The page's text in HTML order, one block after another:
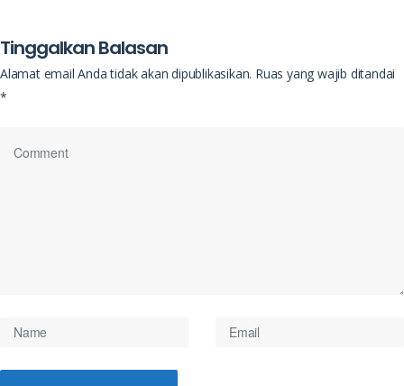
Tinggalkan Balasan
Alamat email Anda tidak akan dipublikasikan. Ruas yang wajib ditandai
*